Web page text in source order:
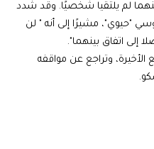
لم يلتقيا شخصيًا. وقد شدد
"حيوي"، مشيرًا إلى أنه " لن
إلى اتفاق بينهما".
وتراجع عن مواقفه